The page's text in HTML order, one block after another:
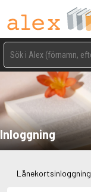
Inloggning
Lånekortsinloggning